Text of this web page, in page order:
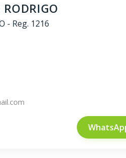
- Reg. 1216